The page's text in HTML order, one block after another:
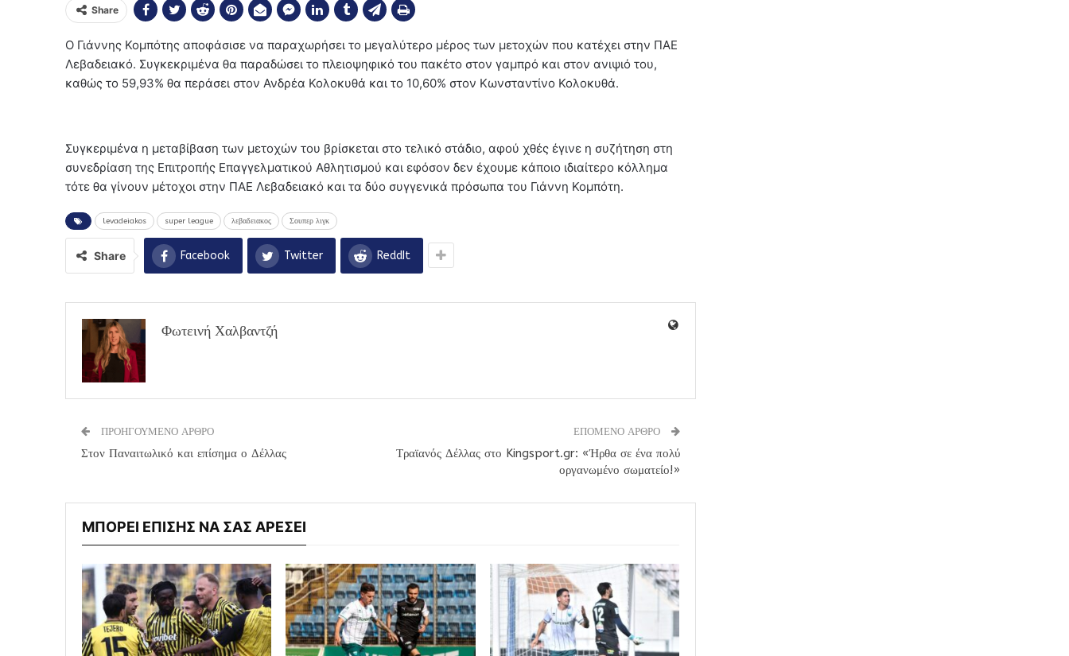
Share
Ο Γιάννης Κομπότης αποφάσισε να παραχωρήσει το μεγαλύτερο μέρος των μετοχών που κατέχει στην ΠΑΕ
Λεβαδειακό. Συγκεκριμένα θα παραδώσει το πλειοψηφικό του πακέτο στον γαμπρό και στον ανιψιό του,
καθώς το 59,93% θα περάσει στον Ανδρέα Κολοκυθά και το 10,60% στον Κωνσταντίνο Κολοκυθά.
Συγκεριμένα η μεταβίβαση των μετοχών του βρίσκεται στο τελικό στάδιο, αφού χθές έγινε η συζήτηση στη
συνεδρίαση της Επιτροπής Επαγγελματικού Αθλητισμού και εφόσον δεν έχουμε κάποιο ιδιαίτερο κόλλημα
τότε θα γίνουν μέτοχοι στην ΠΑΕ Λεβαδειακό και τα δύο συγγενικά πρόσωπα του Γιάννη Κομπότη.
levadeiakos super league λεβαδειακος Σουπερ λιγκ
Share Facebook Twitter ReddIt
Φωτεινή Χαλβαντζή
ΠΡΟΗΓΟΥΜΕΝΟ ΑΡΘΡΟ
Στον Παναιτωλικό και επίσημα ο Δέλλας
ΕΠΟΜΕΝΟ ΑΡΘΡΟ
Τραϊανός Δέλλας στο Kingsport.gr: «Ήρθα σε ένα πολύ
οργανωμένο σωματείο!»
ΜΠΟΡΕΙ ΕΠΙΣΗΣ ΝΑ ΣΑΣ ΑΡΕΣΕΙ